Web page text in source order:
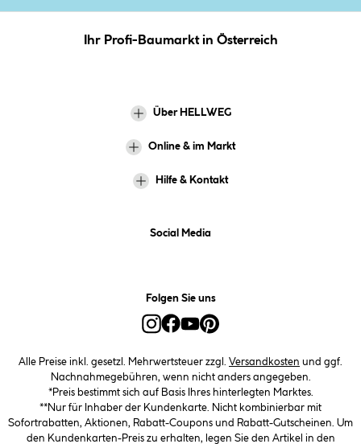
Ihr Profi-Baumarkt in Österreich
Über HELLWEG
Online & im Markt
Hilfe & Kontakt
Social Media
Folgen Sie uns
Alle Preise inkl. gesetzl. Mehrwertsteuer zzgl. Versandkosten und ggf.
Nachnahmegebühren, wenn nicht anders angegeben.
*Preis bestimmt sich auf Basis Ihres hinterlegten Marktes.
**Nur für Inhaber der Kundenkarte. Nicht kombinierbar mit
Sofortrabatten, Aktionen, Rabatt-Coupons und Rabatt-Gutscheinen. Um
den Kundenkarten-Preis zu erhalten, legen Sie den Artikel in den